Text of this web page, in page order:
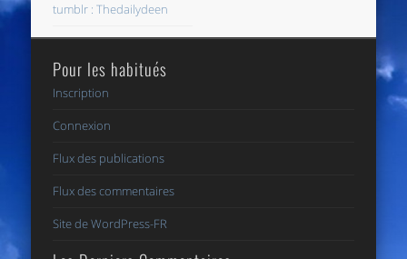
tumblr : Thedailydeen
Pour les habitués
Inscription
Connexion
Flux des publications
Flux des commentaires
Site de WordPress-FR